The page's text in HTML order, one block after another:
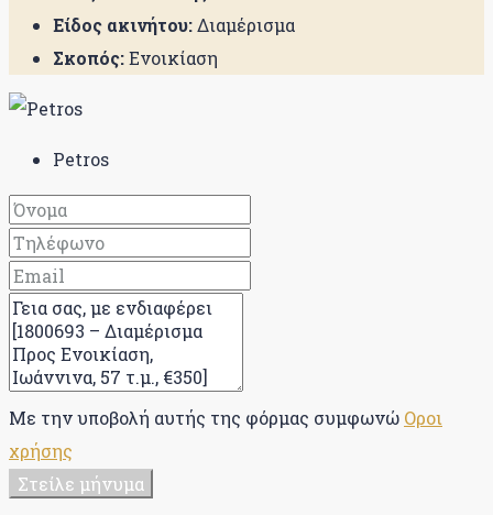
Είδος ακινήτου:Διαμέρισμα
Σκοπός:Ενοικίαση
Petros
Με την υποβολή αυτής της φόρμας συμφωνώ Οροι
χρήσης
Στείλε μήνυμα